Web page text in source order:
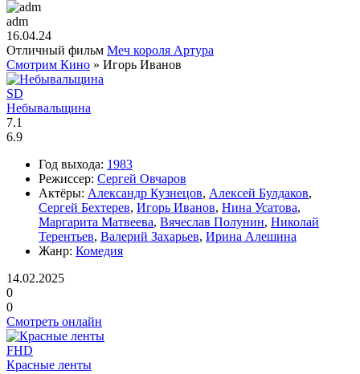
adm
16.04.24
Отличный фильм Меч короля Артура
Смотрим Кино » Игорь Иванов
SD
Небывальщина
7.1
6.9
Год выхода: 1983
Режиссер: Сергей Овчаров
Актёры: Александр Кузнецов, Алексей Булдаков,
Сергей Бехтерев, Игорь Иванов, Нина Усатова,
Маргарита Матвеева, Вячеслав Полунин, Николай
Терентьев, Валерий Захарьев, Ирина Алешина
Жанр: Комедия
14.02.2025
0
0
Смотреть онлайн
FHD
Красные ленты